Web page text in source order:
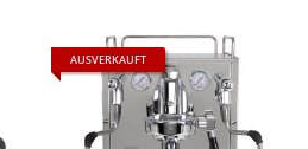
AUSVERKAUFT